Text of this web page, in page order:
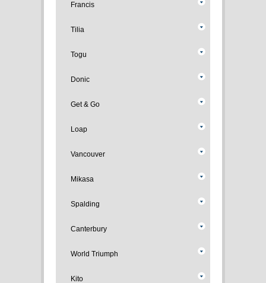
Francis
Tilia
Togu
Donic
Get & Go
Loap
Vancouver
Mikasa
Spalding
Canterbury
World Triumph
Kito